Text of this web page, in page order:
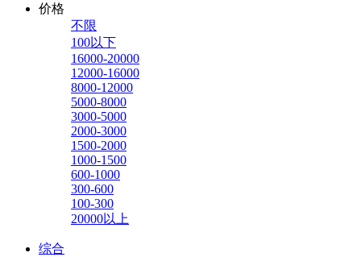
价格
不限
100以下
16000-20000
12000-16000
8000-12000
5000-8000
3000-5000
2000-3000
1500-2000
1000-1500
600-1000
300-600
100-300
20000以上
综合